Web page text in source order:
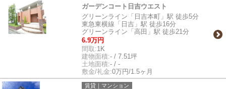
ガーデンコート日吉ウエスト
グリーンライン「日吉本町」駅 徒歩5分
東急東横線「日吉」駅 徒歩16分
グリーンライン「高田」駅 徒歩21分
6.9万円
間取:1K
建物面積:- / 7.51坪
土地面積:- / -
敷金/礼金:0万円/1.5ヶ月
賃貸｜マンション